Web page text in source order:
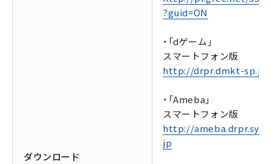
ダウンロード
?guid=ON
・「dゲーム」
スマートフォン版
http://drpr.dmkt-sp.jp/
・「Ameba」
スマートフォン版
http://
jp